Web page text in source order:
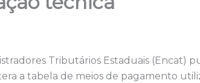
Tributários Estaduais (Encat)
a tabela de meios de pagamento